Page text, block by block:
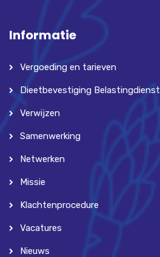
Informatie
Vergoeding en tarieven
Dieetbevestiging Belastingdienst
Verwijzen
Samenwerking
Netwerken
Missie
Klachtenprocedure
Vacatures
Nieuws